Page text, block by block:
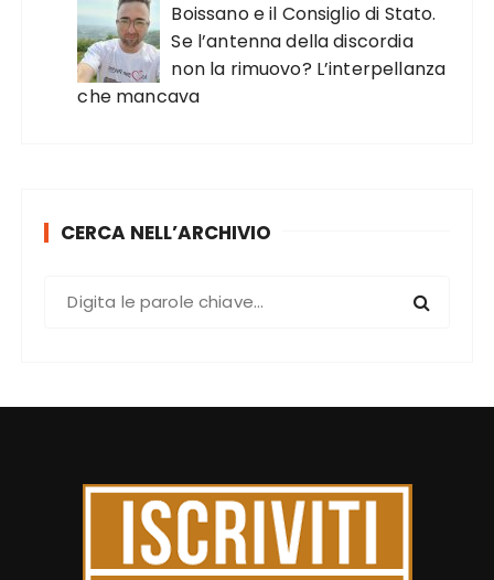
Boissano e il Consiglio di Stato.
Se l’antenna della discordia
non la rimuovo? L’interpellanza
che mancava
CERCA NELL’ARCHIVIO